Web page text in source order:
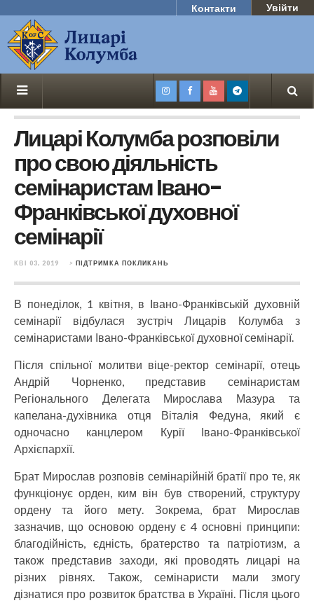
Контакти Увійти
Лицарі Колумба розповіли
про свою діяльність
семінаристам Івано-
Франківської духовної
семінарії
КВІ 03, 2019 > ПІДТРИМКА ПОКЛИКАНЬ
В понеділок, 1 квітня, в Івано-Франківській духовній
семінарії відбулася зустріч Лицарів Колумба з
семінаристами Івано-Франківської духовної семінарії.
Після спільної молитви віце-ректор семінарії, отець
Андрій Чорненко, представив семінаристам
Регіонального Делегата Мирослава Мазура та
капелана-духівника отця Віталія Федуна, який є
одночасно канцлером Курії Івано-Франківської
Архієпархії.
Брат Мирослав розповів семінарійній братії про те, як
функціонує орден, ким він був створений, структуру
ордену та його мету. Зокрема, брат Мирослав
зазначив, що основою ордену є 4 основні принципи:
благодійність, єдність, братерство та патріотизм, а
також представив заходи, які проводять лицарі на
різних рівнях. Також, семінаристи мали змогу
дізнатися про розвиток братства в Україні. Після цього